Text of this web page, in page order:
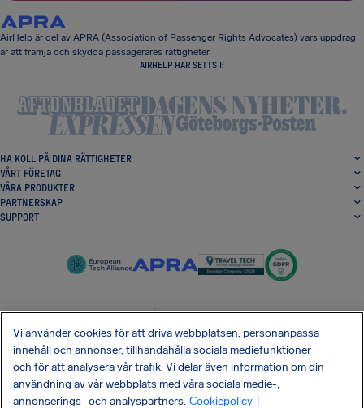
AirHelp är del av APRA (Association of Passenger Rights Advocates) vars uppdrag
är att främja och skydda passagerares rättigheter.
AIRHELP HAR SETTS I:
HA KOLL PÅ DINA RÄTTIGHETER
VÅRT FÖRETAG
VÅRA PRODUKTER
PARTNERSKAP
SUPPORT
SocialFacebook
SocialTwitter
SocialInstagram
SocialLinkedin
HÄMTA VÅR GRATIS-APP
Vi använder cookies för att driva webbplatsen, personanpassa
innehåll och annonser, tillhandahålla sociala mediefunktioner
och för att analysera vår trafik. Vi delar även information om din
användning av vår webbplats med våra sociala medie-,
annonserings- och analyspartners. Cookiepolicy